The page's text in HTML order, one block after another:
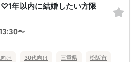
年以内に結婚したい方限
〜
け 30代向け 三重県 松阪市